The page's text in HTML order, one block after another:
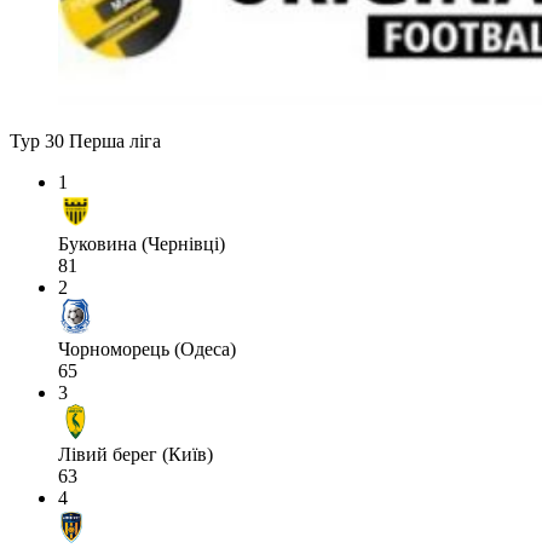
Тур 30 Перша ліга
1
Буковина (Чернівці)
81
2
Чорноморець (Одеса)
65
3
Лівий берег (Київ)
63
4